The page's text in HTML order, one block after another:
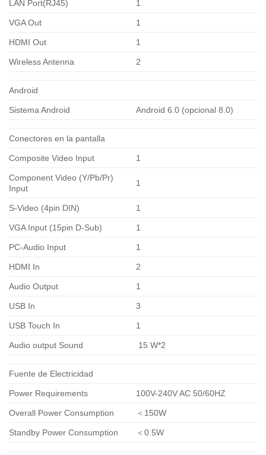
LAN Port(RJ45) 1
VGA Out 1
HDMI Out 1
Wireless Antenna 2
Android
Sistema Android Android 6.0 (opcional 8.0)
Conectores en la pantalla
Composite Video Input 1
Component Video (Y/Pb/Pr)
Input
1
S-Video (4pin DIN) 1
VGA Input (15pin D-Sub) 1
PC-Audio Input 1
HDMI In 2
Audio Output 1
USB In 3
USB Touch In 1
Audio output Sound 15 W*2
Fuente de Electricidad
Power Requirements 100V-240V AC 50/60HZ
Overall Power Consumption ＜150W
Standby Power Consumption ＜0.5W